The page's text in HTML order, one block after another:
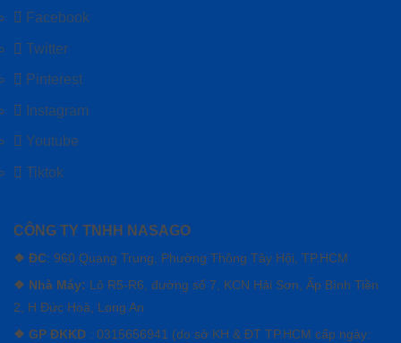
Facebook
Twitter
Pinterest
Instagram
Youtube
Tiktok
CÔNG TY TNHH NASAGO
❖ ĐC: 960 Quang Trung, Phường Thông Tây Hội, TP.HCM
❖ Nhà Máy: Lô R5-R6, đường số 7, KCN Hải Sơn, Ấp Bình Tiền
2, H Đức Hoà, Long An
❖ GP ĐKKD : 0315656941 (do sở KH & ĐT TP.HCM cấp ngày: